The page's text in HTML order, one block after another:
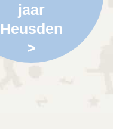
jaar
Heusden
>